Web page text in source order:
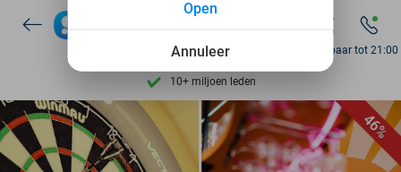
7 dagen per week beschikbaar
10+ miljoen leden
9,4 op basis van
Ontdek 15.000+ deals
7 dagen per week beschikbaar
Bereikbaar tot 21:00
46%
Annuleer
Open